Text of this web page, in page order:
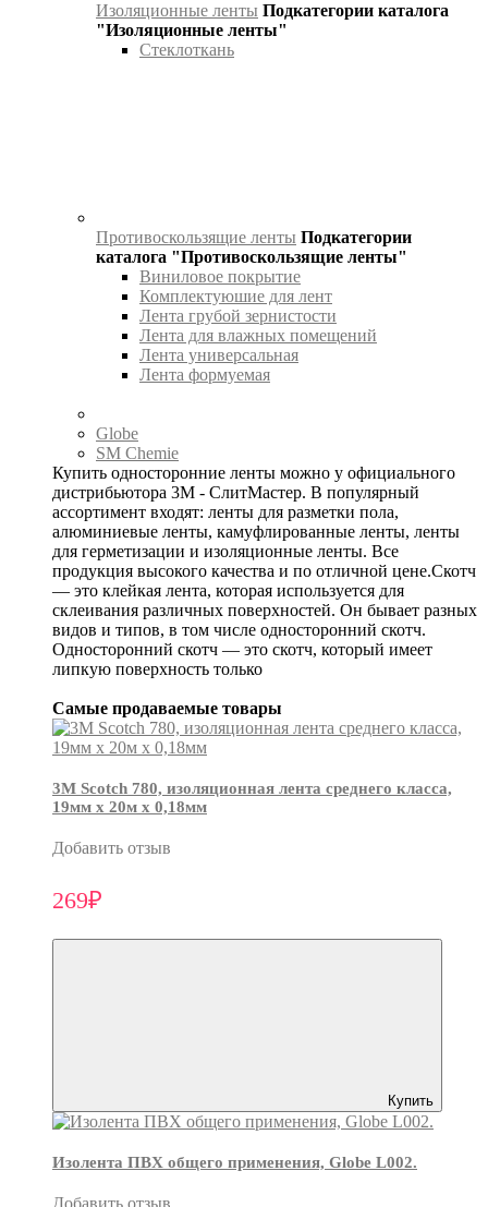
Изоляционные ленты Подкатегории каталога
"Изоляционные ленты"
Стеклоткань
Противоскользящие ленты Подкатегории
каталога "Противоскользящие ленты"
Виниловое покрытие
Комплектуюшие для лент
Лента грубой зернистости
Лента для влажных помещений
Лента универсальная
Лента формуемая
Globe
SM Chemie
Купить односторонние ленты можно у официального
дистрибьютора 3М - СлитМастер. В популярный
ассортимент входят: ленты для разметки пола,
алюминиевые ленты, камуфлированные ленты, ленты
для герметизации и изоляционные ленты. Все
продукция высокого качества и по отличной цене.Скотч
— это клейкая лента, которая используется для
склеивания различных поверхностей. Он бывает разных
видов и типов, в том числе односторонний скотч.
Односторонний скотч — это скотч, который имеет
липкую поверхность только
Самые продаваемые товары
3М Scotch 780, изоляционная лента среднего класса,
19мм х 20м х 0,18мм
Добавить отзыв
269₽
Купить
Изолента ПВХ общего применения, Globe L002.
Добавить отзыв